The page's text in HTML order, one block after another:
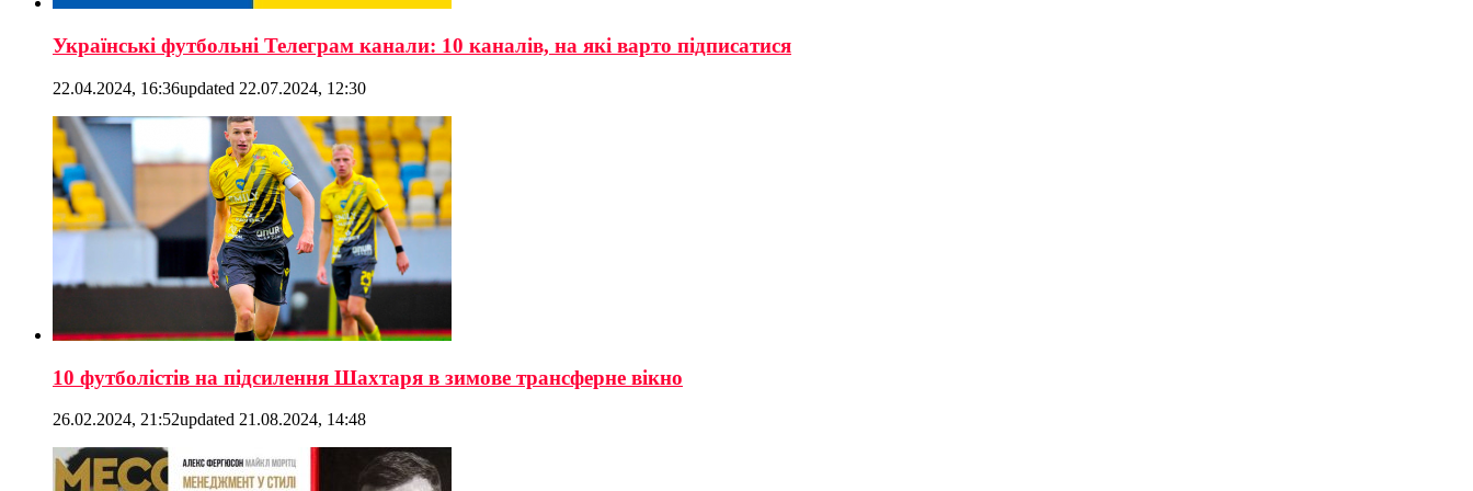
Українські футбольні Телеграм канали: 10 каналів, на які варто підписатися
22.04.2024, 16:36updated 22.07.2024, 12:30
10 футболістів на підсилення Шахтаря в зимове трансферне вікно
26.02.2024, 21:52updated 21.08.2024, 14:48